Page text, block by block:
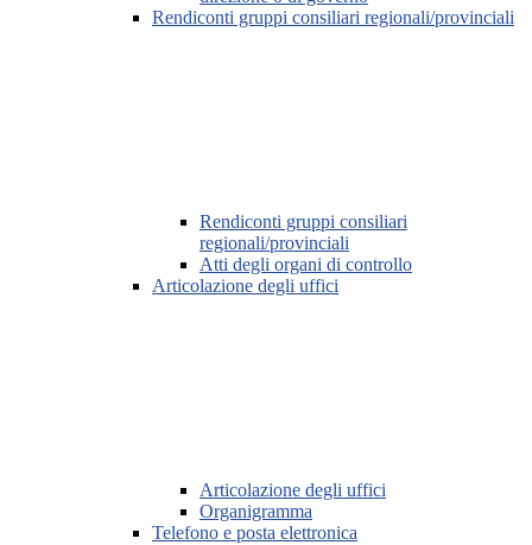
Rendiconti gruppi consiliari regionali/provinciali
Rendiconti gruppi consiliari
regionali/provinciali
Atti degli organi di controllo
Articolazione degli uffici
Articolazione degli uffici
Organigramma
Telefono e posta elettronica